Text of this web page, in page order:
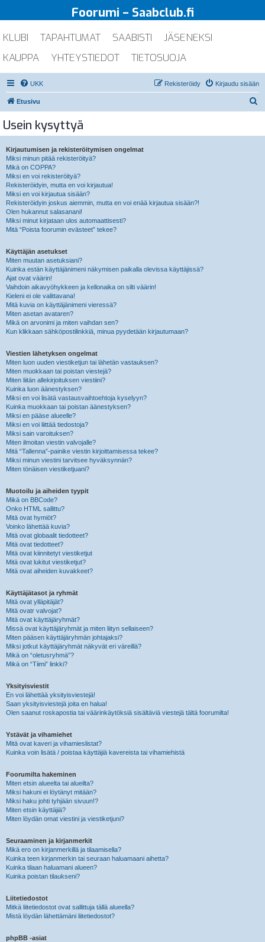
Foorumi – Saabclub.fi
KLUBI TAPAHTUMAT SAABISTI
JÄSENEKSI
KAUPPA
YHTEYSTIEDOT TIETOSUOJA
UKK Kirjaudu sisään
Rekisteröidy
Etusivu
Usein kysyttyä
Kirjautumisen ja rekisteröitymisen ongelmat
Miksi minun pitää rekisteröityä?
Mikä on COPPA?
Miksi en voi rekisteröityä?
Rekisteröidyin, mutta en voi kirjautua!
Miksi en voi kirjautua sisään?
Rekisteröidyin joskus aiemmin, mutta en voi enää kirjautua sisään?!
Olen hukannut salasanani!
Miksi minut kirjataan ulos automaattisesti?
Mitä “Poista foorumin evästeet” tekee?
Käyttäjän asetukset
Miten muutan asetuksiani?
Kuinka estän käyttäjänimeni näkymisen paikalla olevissa käyttäjissä?
Ajat ovat väärin!
Vaihdoin aikavyöhykkeen ja kellonaika on silti väärin!
Kieleni ei ole valittavana!
Mitä kuvia on käyttäjänimeni vieressä?
Miten asetan avataren?
Mikä on arvonimi ja miten vaihdan sen?
Kun klikkaan sähköpostilinkkiä, minua pyydetään kirjautumaan?
Viestien lähetyksen ongelmat
Miten luon uuden viestiketjun tai lähetän vastauksen?
Miten muokkaan tai poistan viestejä?
Miten liitän allekirjoituksen viestiini?
Kuinka luon äänestyksen?
Miksi en voi lisätä vastausvaihtoehtoja kyselyyn?
Kuinka muokkaan tai poistan äänestyksen?
Miksi en pääse alueelle?
Miksi en voi liittää tiedostoja?
Miksi sain varoituksen?
Miten ilmoitan viestin valvojalle?
Mitä “Tallenna”-painike viestin kirjoittamisessa tekee?
Miksi minun viestini tarvitsee hyväksynnän?
Miten tönäisen viestiketjuani?
Muotoilu ja aiheiden tyypit
Mikä on BBCode?
Onko HTML sallittu?
Mitä ovat hymiöt?
Voinko lähettää kuvia?
Mitä ovat globaalit tiedotteet?
Mitä ovat tiedotteet?
Mitä ovat kiinnitetyt viestiketjut
Mitä ovat lukitut viestiketjut?
Mitä ovat aiheiden kuvakkeet?
Käyttäjätasot ja ryhmät
Mitä ovat ylläpitäjät?
Mitä ovatr valvojat?
Mitä ovat käyttäjäryhmät?
Missä ovat käyttäjäryhmät ja miten liityn sellaiseen?
Miten pääsen käyttäjäryhmän johtajaksi?
Miksi jotkut käyttäjäryhmät näkyvät eri väreillä?
Mikä on “oletusryhmä”?
Mikä on “Tiimi” linkki?
Yksityisviestit
En voi lähettää yksityisviestejä!
Saan yksityisviestejä joita en halua!
Olen saanut roskapostia tai väärinkäytöksiä sisältäviä viestejä tältä foorumilta!
Ystävät ja vihamiehet
Mitä ovat kaveri ja vihamieslistat?
Kuinka voin lisätä / poistaa käyttäjiä kavereista tai vihamiehistä
Foorumilta hakeminen
Miten etsin alueelta tai alueilta?
Miksi hakuni ei löytänyt mitään?
Miksi haku johti tyhjään sivuun!?
Miten etsin käyttäjiä?
Miten löydän omat viestini ja viestiketjuni?
Seuraaminen ja kirjanmerkit
Mikä ero on kirjanmerkillä ja tilaamisella?
Kuinka teen kirjanmerkin tai seuraan haluamaani aihetta?
Kuinka tilaan haluamani alueen?
Kuinka poistan tilaukseni?
Liitetiedostot
Mitkä liitetiedostot ovat sallittuja tällä alueella?
Mistä löydän lähettämäni liitetiedostot?
phpBB -asiat